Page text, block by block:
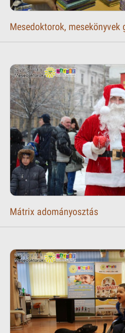
Mesedoktorok, mesekönyvek
Mátrix adományosztás